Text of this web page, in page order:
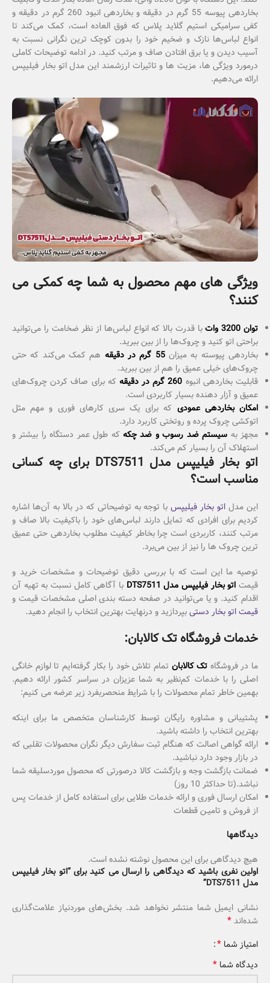
بخاردهی پیوسه 55 گرم در دقیقه و بخاردهی انبود 260 گرم در دقیقه و
کفی سرامیکی استیم گلاید پلاس که فوق العاده است، کمک می‌کند تا
انواع لباس‌ها نازک و ضخیم خود را بدون کوچک ترین نگرانی نسبت به
آسیب دیدن و یا برق افتادن صاف و مرتب کنید. در ادامه توضیحات کاملی
درمورد ویژگی ها، مزیت ها و تاثیرات ارزشمند این مدل اتو بخار فیلیپس
ارائه می‌دهیم.
ویژگی های مهم محصول به شما چه کمکی می
کنند؟
توان 3200 وات
با قدرت بالا که انواع لباس‌ها از نظر ضخامت را می‌توانید
براحتی اتو کنید و چروک‌ها را از بین ببرید.
بخاردهی پیوسته به میزان55 گرم در دقیقه
هم کمک می‌کند که حتی
چروک‌های خیلی عمیق را هم از بین ببرید.
قابلیت بخاردهی انبوه 260 گرم در دقیقه
که برای صاف کردن چروک‌های
عمیق و آزار دهنده بسیار کاربردی است.
امکان بخاردهی عمودی که برای یک سری کارهای فوری و مهم مثل
اتوکشی چروک پرده و روتختی کاربرد دارد.
مجهز به سیستم ضد رسوب و ضد چکه که طول عمر دستگاه را بیشتر و
استهلاک آن را بسیار کم می‌کند.
اتو بخار فیلیپس مدل DTS7511 برای چه کسانی
مناسب است؟
این مدل اتو بخار فیلیپسبا توجه به توضیحاتی که در بالا به آن‌ها اشاره
کردیم برای افرادی که تمایل دارند لباس‌های خود را باکیفیت بالا صاف و
مرتب کنند، کاربردی است چرا بخاطر کیفیت مطلوب بخاردهی حتی عمیق
ترین چروک ها را نیز از بین می‌برد.
توصیه ما این است که با بررسی دقیق توضیحات و مشخصات خرید و
قیمت اتو بخار فیلیپس مدل DTS7511
با آگاهی کامل نسبت به تهیه آن
اقدام کنید. و یا می‌توانید در صفحه دسته بندی اصلی مشخصات قیمت و
قیمت اتو بخار دستیبپردازید و درنهایت بهترین انتخاب را انجام دهید.
خدمات فروشگاه تک کالابان:
ما در فروشگاه تک کالابان تمام تلاش خود را بکار گرفته‌ایم تا لوازم خانگی
اصلی را با خدمات کم‌نظیر به شما عزیزان در سراسر کشور ارائه دهیم.
بهمین خاطر تمام محصولات را با شرایط منحصربفرد زیر عرضه می کنیم:
پشتیبانی و مشاوره رایگان توسط کارشناسان متخصص ما برای اینکه
بهترین انتخاب را داشته باشید.
ارائه گواهی اصالت که هنگام ثبت سفارش دیگر نگران محصولات تقلبی که
در بازار وجود دارد نباشید.
ضمانت بازگشت وجه و بازگشت کالا درصورتی که محصول موردسلیقه شما
نباشد.(تا حداکثر 10 روز)
امکان ارسال فوری و ارائه خدمات طلایی برای استفاده کامل از خدمات پس
از فروش و تامیـن قطعات
دیدگاهها
هیچ دیدگاهی برای این محصول نوشته نشده است.
اولین نفری باشید که دیدگاهی را ارسال می کنید برای “اتو بخار فیلیپس
مدل DTS7511”
نشانی ایمیل شما منتشر نخواهد شد. بخش‌های موردنیاز علامت‌گذاری
شده‌اند*
امتیاز شما *
دیدگاه شما *